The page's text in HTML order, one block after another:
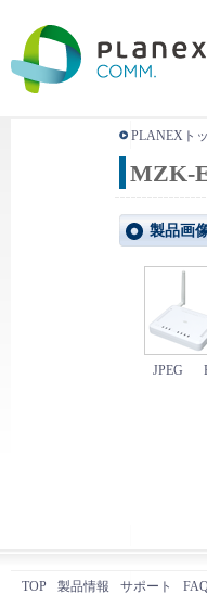
PLANEXト
MZK-
製品画
JPEG
TOP 製品情報 サポート